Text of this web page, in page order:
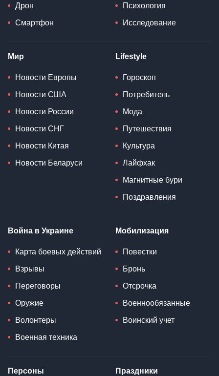
Дрон
Смартфон
Психология
Исследование
Мир
Новости Европы
Новости США
Новости России
Новости СНГ
Новости Китая
Новости Беларуси
Lifestyle
Гороскоп
Потребитель
Мода
Путешествия
Культура
Лайфхак
Магнитные бури
Поздравления
Война в Украине
Карта боевых действий
Взрывы
Переговоры
Оружие
Волонтеры
Военная техника
Мобилизация
Повестки
Бронь
Отсрочка
Военнообязанные
Воинский учет
Персоны Праздники